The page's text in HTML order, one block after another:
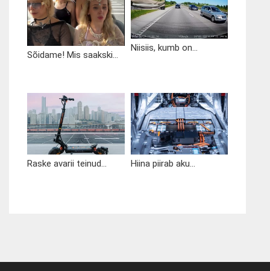
Sõidame! Mis saakski...
Niisiis, kumb on...
Raske avarii teinud... Hiina piirab aku...